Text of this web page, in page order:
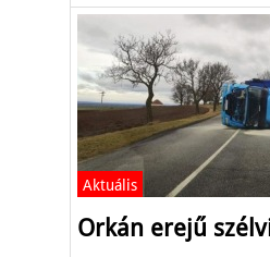
Aktuális
Orkán erejű